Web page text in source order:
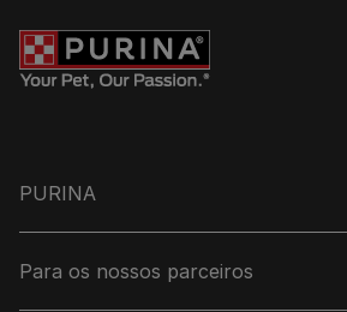
PURINA
Para os nossos parceiros